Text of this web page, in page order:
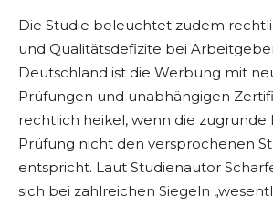
Die Studie beleuchtet zudem
und Qualitätsdefizite bei
Deutschland ist die Werbung mit
Prüfungen und unabhängigen
rechtlich heikel, wenn die zugrunde
Prüfung nicht den versprochenen
entspricht. Laut Studienautor
sich bei zahlreichen Siegeln